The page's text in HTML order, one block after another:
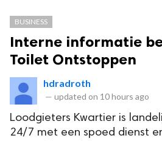
BUSINESS
Interne informatie
Toilet Ontstoppen
hdradroth
— updated on 10 hours ago
Loodgieters Kwartier is
24/7 met een spoed dienst